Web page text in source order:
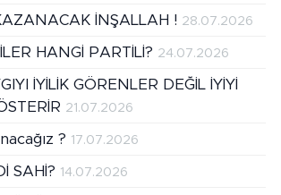
İNŞALLAH ! 28.07.2026
HANGİ PARTİLİ? 24.07.2026
İYİLİK GÖRENLER DEĞİL İYİYİ
21.07.2026
? 17.07.2026
SAHİ? 14.07.2026